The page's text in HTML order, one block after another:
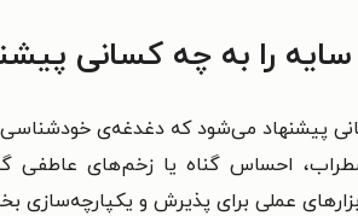
سایه را به چه کسانی
پیشنهاد می‌شود که دغدغه‌ی
اضطراب، احساس گناه یا زخم‌های
ابزارهای عملی برای پذیرش و